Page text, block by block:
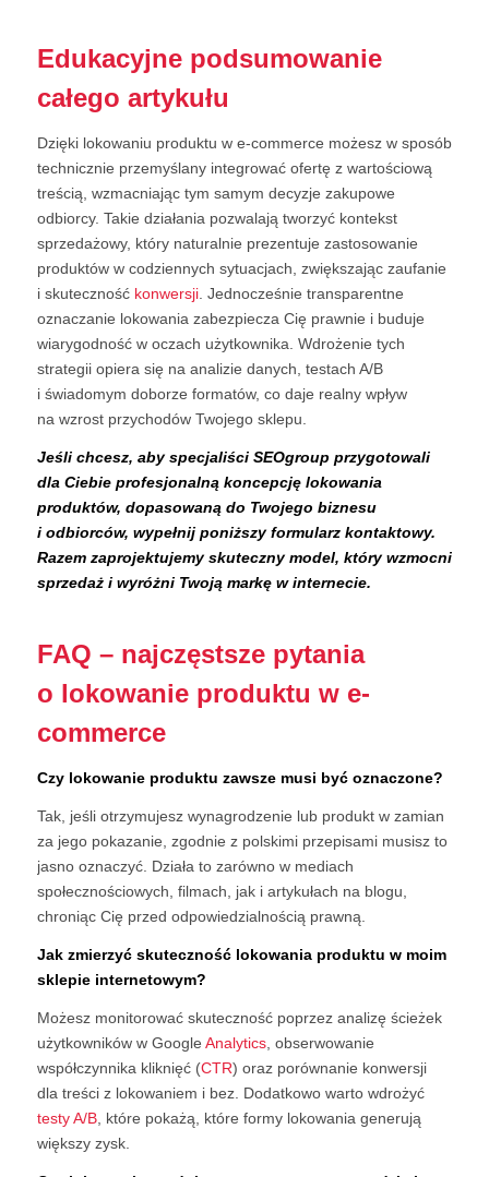
Edukacyjne podsumowanie
całego artykułu
Dzięki lokowaniu produktu w e-commerce możesz w sposób
technicznie przemyślany integrować ofertę z wartościową
treścią, wzmacniając tym samym decyzje zakupowe
odbiorcy. Takie działania pozwalają tworzyć kontekst
sprzedażowy, który naturalnie prezentuje zastosowanie
produktów w codziennych sytuacjach, zwiększając zaufanie
i skuteczność konwersji. Jednocześnie transparentne
oznaczanie lokowania zabezpiecza Cię prawnie i buduje
wiarygodność w oczach użytkownika. Wdrożenie tych
strategii opiera się na analizie danych, testach A/B
i świadomym doborze formatów, co daje realny wpływ
na wzrost przychodów Twojego sklepu.
Jeśli chcesz, aby specjaliści SEOgroup przygotowali
dla Ciebie profesjonalną koncepcję lokowania
produktów, dopasowaną do Twojego biznesu
i odbiorców, wypełnij poniższy formularz kontaktowy.
Razem zaprojektujemy skuteczny model, który wzmocni
sprzedaż i wyróżni Twoją markę w internecie.
FAQ – najczęstsze pytania
o lokowanie produktu w e-
commerce
Czy lokowanie produktu zawsze musi być oznaczone?
Tak, jeśli otrzymujesz wynagrodzenie lub produkt w zamian
za jego pokazanie, zgodnie z polskimi przepisami musisz to
jasno oznaczyć. Działa to zarówno w mediach
społecznościowych, filmach, jak i artykułach na blogu,
chroniąc Cię przed odpowiedzialnością prawną.
Jak zmierzyć skuteczność lokowania produktu w moim
sklepie internetowym?
Możesz monitorować skuteczność poprzez analizę ścieżek
użytkowników w Google Analytics, obserwowanie
współczynnika kliknięć (CTR) oraz porównanie konwersji
dla treści z lokowaniem i bez. Dodatkowo warto wdrożyć
testy A/B, które pokażą, które formy lokowania generują
większy zysk.